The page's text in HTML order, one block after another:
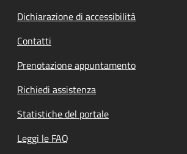
Dichiarazione di accessibilità
Contatti
Prenotazione appuntamento
Richiedi assistenza
Statistiche del portale
Leggi le FAQ